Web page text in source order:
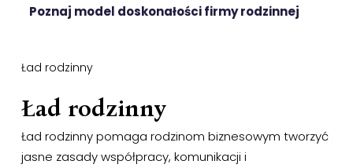
Poznaj model doskonałości firmy rodzinnej
Ład rodzinny
Ład rodzinny
Ład rodzinny pomaga rodzinom biznesowym tworzyć
jasne zasady współpracy, komunikacji i